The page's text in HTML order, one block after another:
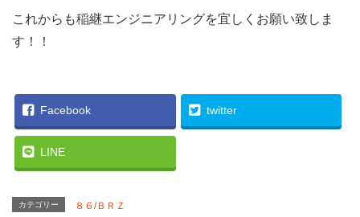
これからも稲継エンジニアリングを宜しくお願い致しま
す！！
Facebook twitter
LINE
カテゴリー ８６/ＢＲＺ